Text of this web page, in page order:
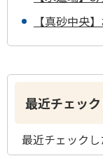
【真砂中央
最近チェッ
最近チェックし